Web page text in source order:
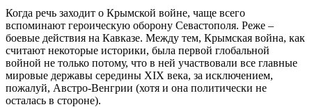
Когда речь заходит о Крымской войне, чаще всего
вспоминают героическую оборону Севастополя. Реже –
боевые действия на Кавказе. Между тем, Крымская война, как
считают некоторые историки, была первой глобальной
войной не только потому, что в ней участвовали все главные
мировые державы середины XIX века, за исключением,
пожалуй, Австро-Венгрии (хотя и она политически не
осталась в стороне).